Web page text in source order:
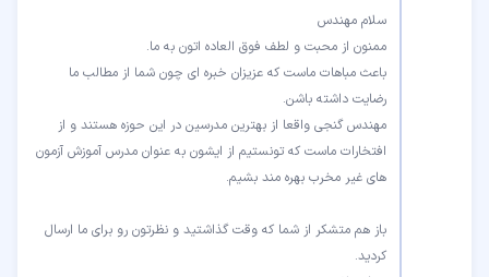
باعث مباهات ماست که عزیزان خبره ای چون شما از مطالب ما
مهندس گنجی واقعا از بهترین مدرسین در این حوزه هستند و از
افتخارات ماست که تونستیم از ایشون به عنوان مدرس آموزش آزمون
باز هم متشکر از شما که وقت گذاشتید و نظرتون رو برای ما ارسال